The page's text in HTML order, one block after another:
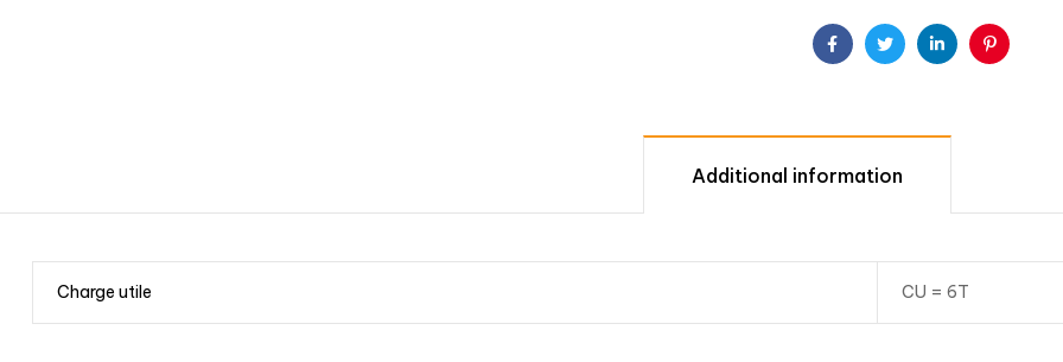
FacebookTwitterLinkedinPinterest
Additional information
Charge utile CU = 6T